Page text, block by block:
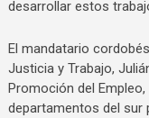
desarrollar estos
El mandatario
Justicia y Trabajo,
Promoción del
departamentos del sur